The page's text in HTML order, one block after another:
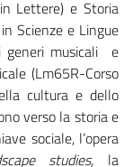
Lettere) e Storia
Scienze e Lingue
generi musicali e
(Lm65R-Corso
cultura e dello
verso la storia e
sociale, l’opera
studies, la